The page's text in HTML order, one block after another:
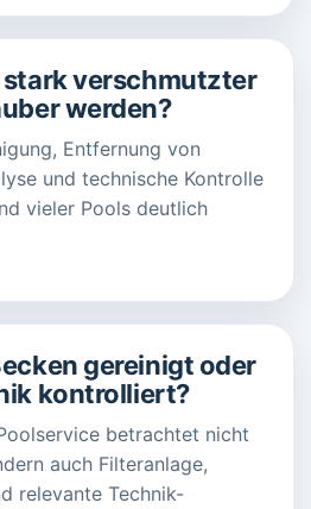
stark verschmutzter
werden?
Entfernung von
und technische Kontrolle
vieler Pools deutlich
gereinigt oder
kontrolliert?
betrachtet nicht
auch Filteranlage,
relevante Technik-